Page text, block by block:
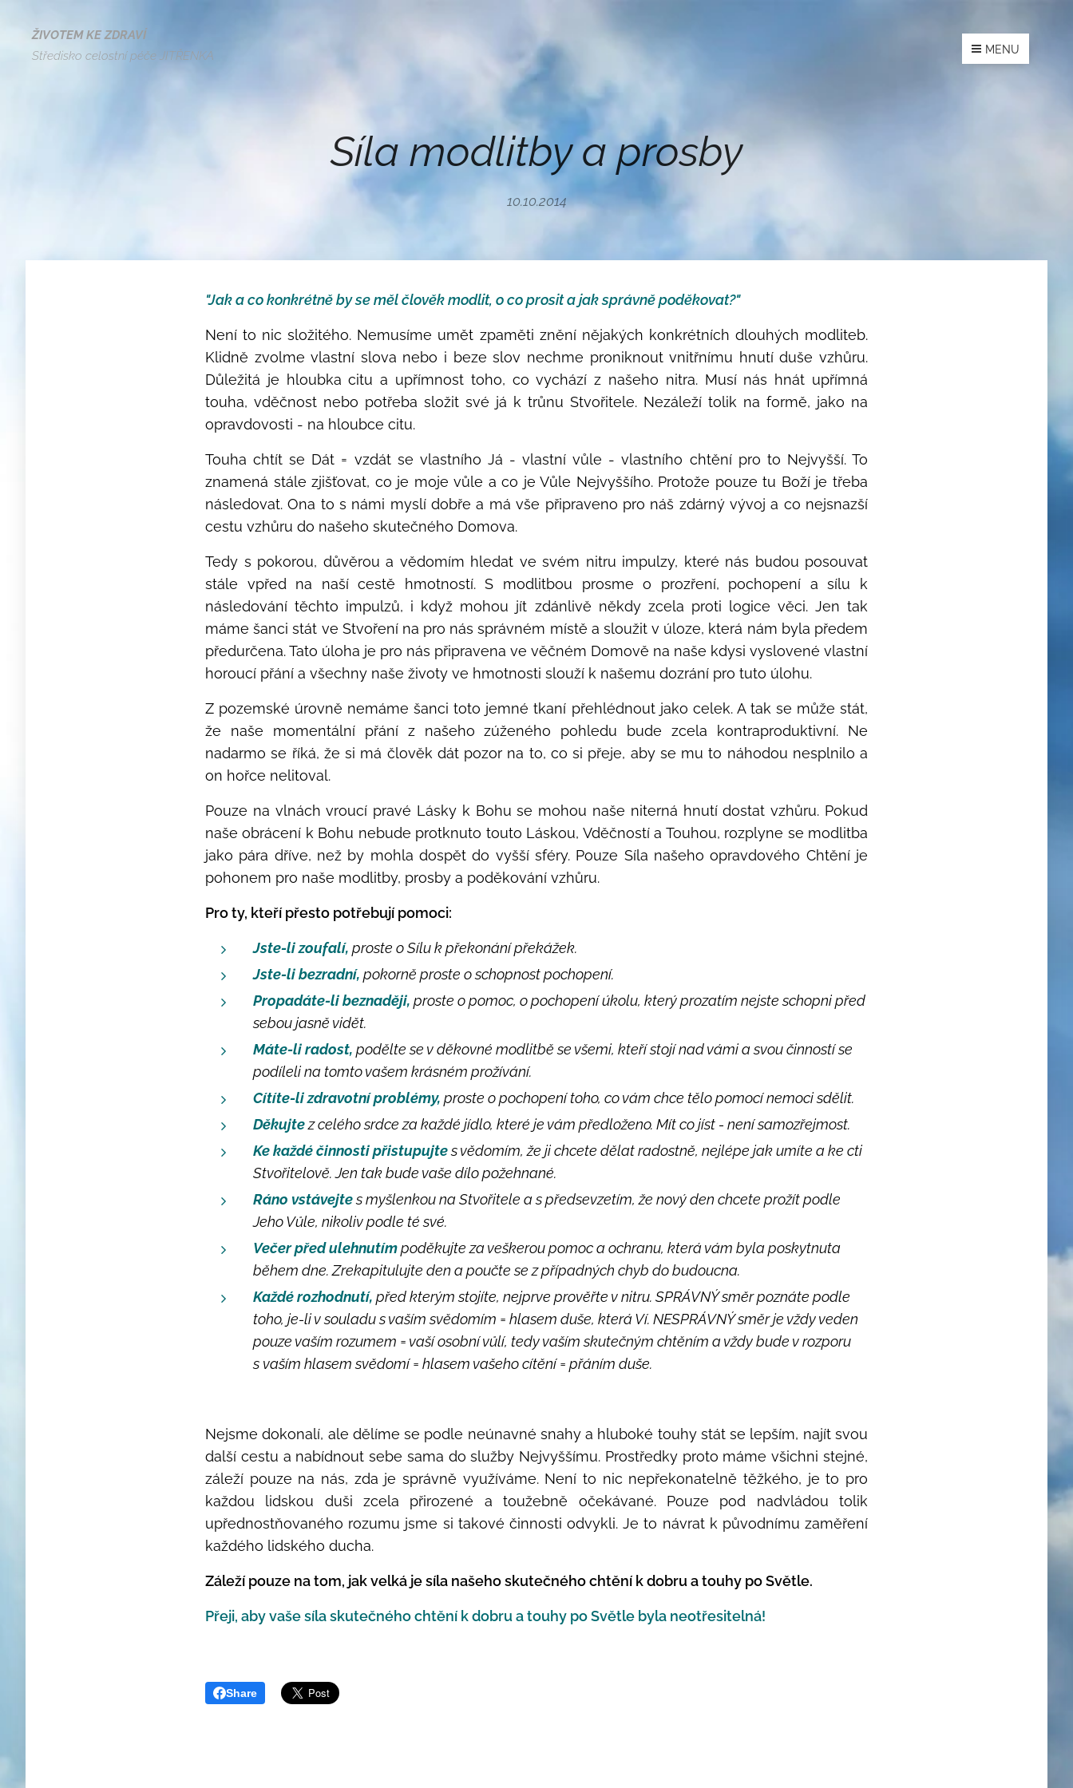
ŽIVOTEM KE ZDRAVÍ
Středisko celostní péče JITŘENKA
MENU
Síla modlitby a prosby
10.10.2014
"Jak a co konkrétně by se měl člověk modlit, o co prosit a jak správně poděkovat?"
Není to nic složitého. Nemusíme umět zpaměti znění nějakých konkrétních dlouhých modliteb.
Klidně zvolme vlastní slova nebo i beze slov nechme proniknout vnitřnímu hnutí duše vzhůru.
Důležitá je hloubka citu a upřímnost toho, co vychází z našeho nitra. Musí nás hnát upřímná
touha, vděčnost nebo potřeba složit své já k trůnu Stvořitele. Nezáleží tolik na formě, jako na
opravdovosti - na hloubce citu.
Touha chtít se Dát = vzdát se vlastního Já - vlastní vůle - vlastního chtění pro to Nejvyšší. To
znamená stále zjišťovat, co je moje vůle a co je Vůle Nejvyššího. Protože pouze tu Boží je třeba
následovat. Ona to s námi myslí dobře a má vše připraveno pro náš zdárný vývoj a co nejsnazší
cestu vzhůru do našeho skutečného Domova.
Tedy s pokorou, důvěrou a vědomím hledat ve svém nitru impulzy, které nás budou posouvat
stále vpřed na naší cestě hmotností. S modlitbou prosme o prozření, pochopení a sílu k
následování těchto impulzů, i když mohou jít zdánlivě někdy zcela proti logice věci. Jen tak
máme šanci stát ve Stvoření na pro nás správném místě a sloužit v úloze, která nám byla předem
předurčena. Tato úloha je pro nás připravena ve věčném Domově na naše kdysi vyslovené vlastní
horoucí přání a všechny naše životy ve hmotnosti slouží k našemu dozrání pro tuto úlohu.
Z pozemské úrovně nemáme šanci toto jemné tkaní přehlédnout jako celek. A tak se může stát,
že naše momentální přání z našeho zúženého pohledu bude zcela kontraproduktivní. Ne
nadarmo se říká, že si má člověk dát pozor na to, co si přeje, aby se mu to náhodou nesplnilo a
on hořce nelitoval.
Pouze na vlnách vroucí pravé Lásky k Bohu se mohou naše niterná hnutí dostat vzhůru. Pokud
naše obrácení k Bohu nebude protknuto touto Láskou, Vděčností a Touhou, rozplyne se modlitba
jako pára dříve, než by mohla dospět do vyšší sféry. Pouze Síla našeho opravdového Chtění je
pohonem pro naše modlitby, prosby a poděkování vzhůru.
Pro ty, kteří přesto potřebují pomoci:
Jste-li zoufalí, proste o Sílu k překonání překážek.
Jste-li bezradní, pokorně proste o schopnost pochopení.
Propadáte-li beznaději, proste o pomoc, o pochopení úkolu, který prozatím nejste schopni před
sebou jasně vidět.
Máte-li radost, podělte se v děkovné modlitbě se všemi, kteří stojí nad vámi a svou činností se
podíleli na tomto vašem krásném prožívání.
Cítíte-li zdravotní problémy, proste o pochopení toho, co vám chce tělo pomocí nemoci sdělit.
Děkujtez celého srdce za každé jídlo, které je vám předloženo. Mít co jíst - není samozřejmost.
Ke každé činnosti přistupujtes vědomím, že ji chcete dělat radostně, nejlépe jak umíte a ke cti
Stvořitelově. Jen tak bude vaše dílo požehnané.
Ráno vstávejtes myšlenkou na Stvořitele a s předsevzetím, že nový den chcete prožít podle
Jeho Vůle, nikoliv podle té své.
Večer před ulehnutímpoděkujte za veškerou pomoc a ochranu, která vám byla poskytnuta
během dne. Zrekapitulujte den a poučte se z případných chyb do budoucna.
Každé rozhodnutí, před kterým stojíte, nejprve prověřte v nitru. SPRÁVNÝ směr poznáte podle
toho, je-li v souladu s vaším svědomím = hlasem duše, která Ví. NESPRÁVNÝ směr je vždy veden
pouze vaším rozumem = vaší osobní vůlí, tedy vaším skutečným chtěním a vždy bude v rozporu
s vaším hlasem svědomí = hlasem vašeho cítění = přáním duše.
Nejsme dokonalí, ale dělíme se podle neúnavné snahy a hluboké touhy stát se lepším, najít svou
další cestu a nabídnout sebe sama do služby Nejvyššímu. Prostředky proto máme všichni stejné,
záleží pouze na nás, zda je správně využíváme. Není to nic nepřekonatelně těžkého, je to pro
každou lidskou duši zcela přirozené a toužebně očekávané. Pouze pod nadvládou tolik
upřednostňovaného rozumu jsme si takové činnosti odvykli. Je to návrat k původnímu zaměření
každého lidského ducha.
Záleží pouze na tom, jak velká je síla našeho skutečného chtění k dobru a touhy po Světle.
Přeji, aby vaše síla skutečného chtění k dobru a touhy po Světle byla neotřesitelná!
Share